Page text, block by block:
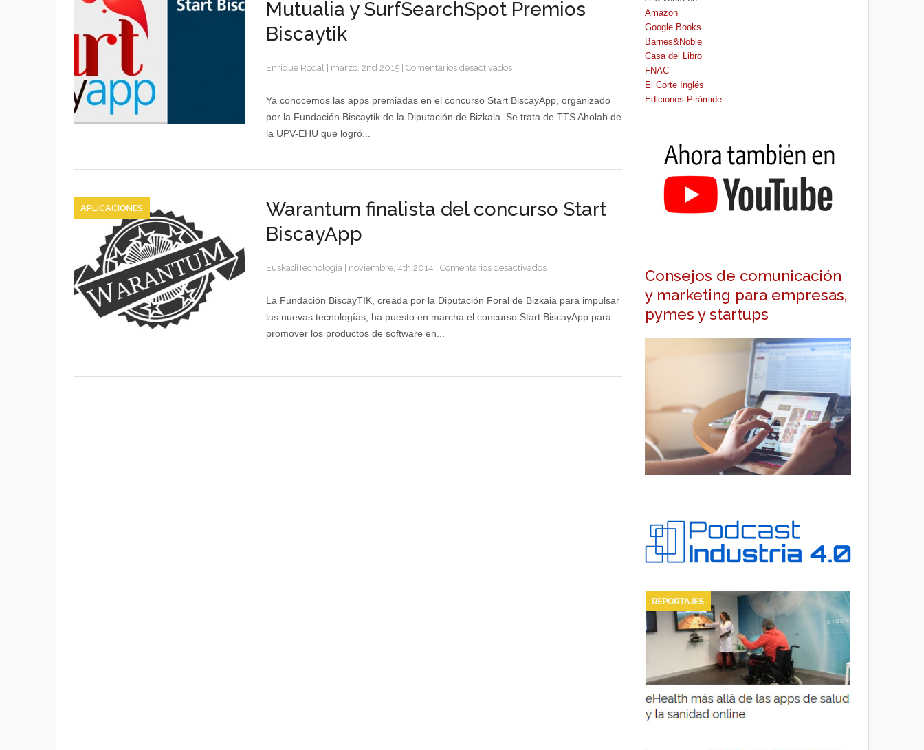
Mutualia y SurfSearchSpot Premios
Biscaytik
Enrique Rodal marzo, 2nd 2015 Comentarios desactivadosen
Aholab,
SurfSearchSpot
Ya conocemos las apps premiadas en el concurso Start BiscayApp, organizado
por la Fundación Biscaytik de la Diputación de Bizkaia. Se trata de TTS Aholab de
la UPV-EHU que logró...
APLICACIONES
Warantum finalista del concurso Start
BiscayApp
EuskadiTecnologia noviembre, 4th 2014 Comentarios desactivadosen
finalista
concurso
La Fundación BiscayTIK, creada por la Diputación Foral de Bizkaia para impulsar
las nuevas tecnologías, ha puesto en marcha el concurso Start BiscayApp para
promover los productos de software en...
Amazon
Google Books
Barnes&Noble
Casa del Libro
FNAC
El Corte Inglés
Ediciones Pirámide
Consejos de comunicación
y marketing para empresas,
pymes y startups